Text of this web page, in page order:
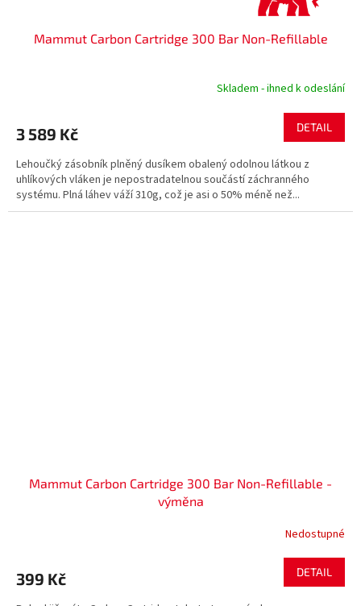
Mammut Carbon Cartridge 300 Bar Non-Refillable
Skladem - ihned k odeslání
3 589 Kč DETAIL
Lehoučký zásobník plněný dusíkem obalený odolnou látkou z
uhlíkových vláken je nepostradatelnou součástí záchranného
systému. Plná láhev váží 310g, což je asi o 50% méně než...
Mammut Carbon Cartridge 300 Bar Non-Refillable -
výměna
Nedostupné
399 Kč DETAIL